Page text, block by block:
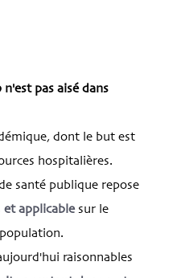
pas aisé dans
dont le but est
hospitalières.
santé publique repose
et applicablesur le
raisonnables